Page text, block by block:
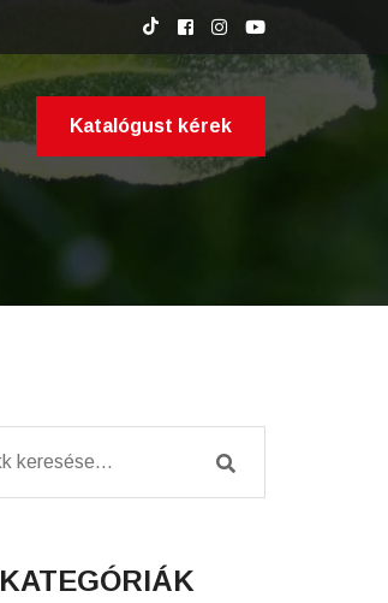
Katalógust kérek
KATEGÓRIÁK